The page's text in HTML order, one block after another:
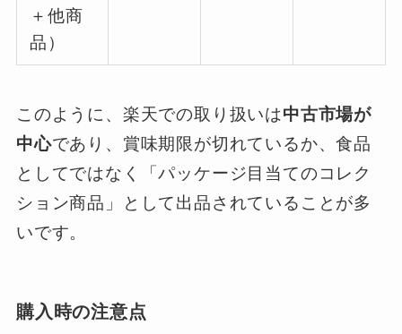
＋他商
品）
このように、楽天での取り扱いは中古市場が
中心であり、賞味期限が切れているか、食品
としてではなく「パッケージ目当てのコレク
ション商品」として出品されていることが多
いです。
購入時の注意点